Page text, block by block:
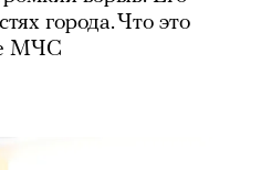
города. Что это
МЧС